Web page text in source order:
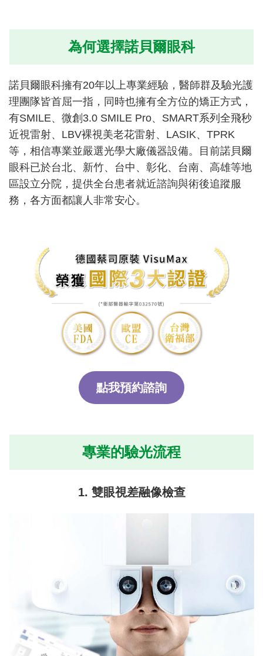
為何選擇諾貝爾眼科
諾貝爾眼科擁有20年以上專業經驗，醫師群及驗光護
理團隊皆首屈一指，同時也擁有全方位的矯正方式，
有SMILE、微創3.0 SMILE Pro、SMART系列全飛秒
近視雷射、LBV裸視美老花雷射、LASIK、TPRK
等，相信專業並嚴選光學大廠儀器設備。目前諾貝爾
眼科已於台北、新竹、台中、彰化、台南、高雄等地
區設立分院，提供全台患者就近諮詢與術後追蹤服
務，各方面都讓人非常安心。
點我預約諮詢
專業的驗光流程
1. 雙眼視差融像檢查